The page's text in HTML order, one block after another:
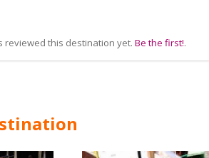
reviewed this destination yet. Be the first!.